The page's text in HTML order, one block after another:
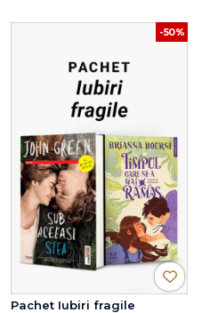
-50%
Pachet Iubiri fragile